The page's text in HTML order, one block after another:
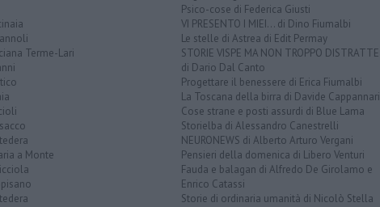
Terme-Lari
a Monte
Psico-cose di Federica Giusti
VI PRESENTO I MIEI... di Dino Fiumalbi
Le stelle di Astrea di Edit Permay
STORIE VISPE MA NON TROPPO DISTRATTE
di Dario Dal Canto
Progettare il benessere di Erica Fiumalbi
La Toscana della birra di Davide Cappannari
Cose strane e posti assurdi di Blue Lama
Storielba di Alessandro Canestrelli
NEURONEWS di Alberto Arturo Vergani
Pensieri della domenica di Libero Venturi
Fauda e balagan di Alfredo De Girolamo e
Enrico Catassi
Storie di ordinaria umanità di Nicolò Stella